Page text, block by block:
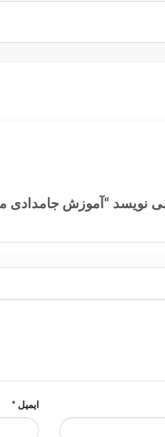
نویسد “آموزش جامدادی
ایمیل *